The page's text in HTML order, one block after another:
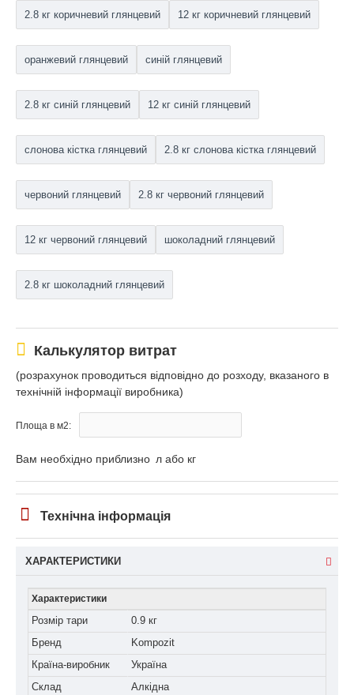
2.8 кг коричневий глянцевий 12 кг коричневий глянцевий
оранжевий глянцевий синій глянцевий
2.8 кг синій глянцевий 12 кг синій глянцевий
слонова кістка глянцевий 2.8 кг слонова кістка глянцевий
червоний глянцевий 2.8 кг червоний глянцевий
12 кг червоний глянцевий шоколадний глянцевий
2.8 кг шоколадний глянцевий
Калькулятор витрат
(розрахунок проводиться відповідно до розходу, вказаного в
технічній інформації виробника)
Площа в м2:
Вам необхідно приблизно л або кг
Технічна інформація
ХАРАКТЕРИСТИКИ
Характеристики
Розмір тари
0.9 кг
Бренд
Kompozit
Країна-виробник
Україна
Склад
Алкідна